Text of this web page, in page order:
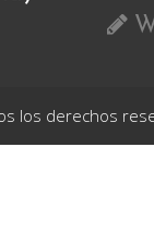
los derechos